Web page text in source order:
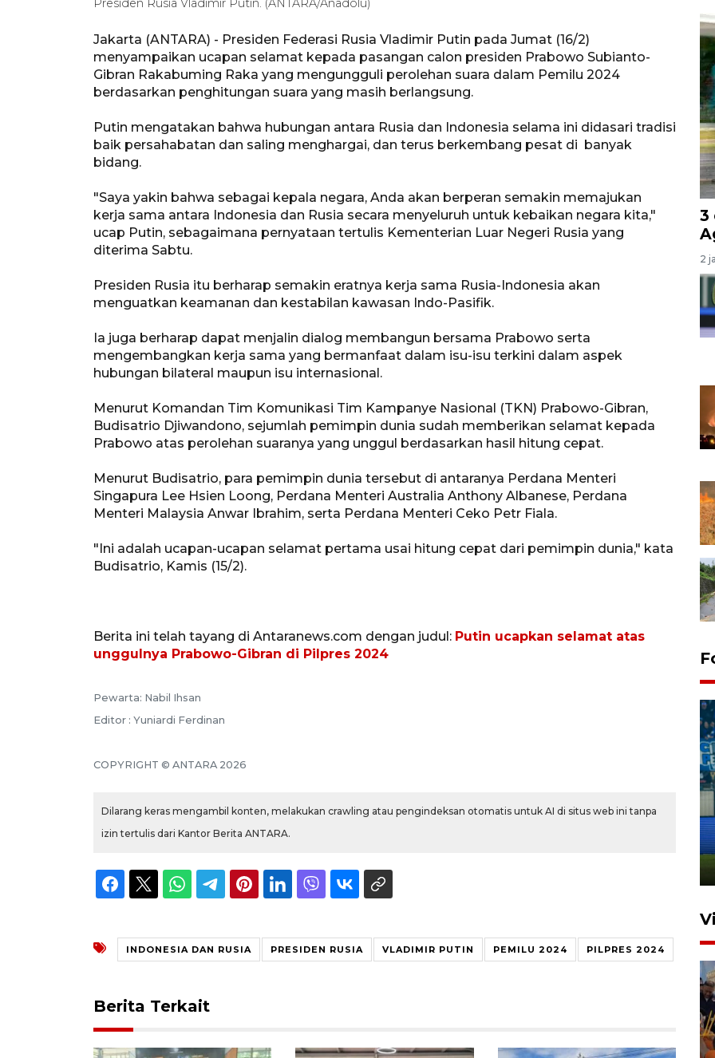
Presiden Rusia Vladimir Putin. (ANTARA/Anadolu)
Jakarta (ANTARA) - Presiden Federasi Rusia Vladimir Putin pada Jumat (16/2)
menyampaikan ucapan selamat kepada pasangan calon presiden Prabowo Subianto-
Gibran Rakabuming Raka yang mengungguli perolehan suara dalam Pemilu 2024
berdasarkan penghitungan suara yang masih berlangsung.
Putin mengatakan bahwa hubungan antara Rusia dan Indonesia selama ini didasari tradisi
baik persahabatan dan saling menghargai, dan terus berkembang pesat di banyak
bidang.
"Saya yakin bahwa sebagai kepala negara, Anda akan berperan semakin memajukan
kerja sama antara Indonesia dan Rusia secara menyeluruh untuk kebaikan negara kita,"
ucap Putin, sebagaimana pernyataan tertulis Kementerian Luar Negeri Rusia yang
diterima Sabtu.
Presiden Rusia itu berharap semakin eratnya kerja sama Rusia-Indonesia akan
menguatkan keamanan dan kestabilan kawasan Indo-Pasifik.
Ia juga berharap dapat menjalin dialog membangun bersama Prabowo serta
mengembangkan kerja sama yang bermanfaat dalam isu-isu terkini dalam aspek
hubungan bilateral maupun isu internasional.
Menurut Komandan Tim Komunikasi Tim Kampanye Nasional (TKN) Prabowo-Gibran,
Budisatrio Djiwandono, sejumlah pemimpin dunia sudah memberikan selamat kepada
Prabowo atas perolehan suaranya yang unggul berdasarkan hasil hitung cepat.
Menurut Budisatrio, para pemimpin dunia tersebut di antaranya Perdana Menteri
Singapura Lee Hsien Loong, Perdana Menteri Australia Anthony Albanese, Perdana
Menteri Malaysia Anwar Ibrahim, serta Perdana Menteri Ceko Petr Fiala.
"Ini adalah ucapan-ucapan selamat pertama usai hitung cepat dari pemimpin dunia," kata
Budisatrio, Kamis (15/2).
Berita ini telah tayang di Antaranews.com dengan judul: Putin ucapkan selamat atas
unggulnya Prabowo-Gibran di Pilpres 2024
Pewarta: Nabil Ihsan
Editor : Yuniardi Ferdinan
COPYRIGHT © ANTARA 2026
Dilarang keras mengambil konten, melakukan crawling atau pengindeksan otomatis untuk AI di situs web ini tanpa
izin tertulis dari Kantor Berita ANTARA.
INDONESIA DAN RUSIA PRESIDEN RUSIA VLADIMIR PUTIN PEMILU 2024 PILPRES 2024
Berita Terkait
3
2
Penutupan latihan bela negara